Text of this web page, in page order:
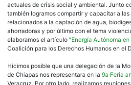
actuales de crisis social y ambiental. Junto
también logramos compartir y capacitar a
relacionados a la captación de agua,
ahorradoras y por último con el tema
elaboramos el artículo “Energía Autónoma en
Coalición para los Derechos Humanos en el
Hicimos posible que una delegación de la
de Chiapas nos representara en la 9a Feria
Veracruz. Por otro lado, realizamos